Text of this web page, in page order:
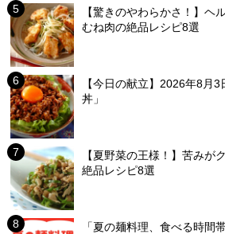
【驚きのやわらかさ！】ヘ
むね肉の絶品レシピ8選
【今日の献立】2026年8月
丼」
【夏野菜の王様！】苦みが
絶品レシピ8選
「夏の麺料理、食べる時間